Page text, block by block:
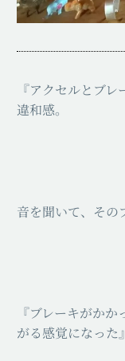
『アクセルとブ
違和感。
音を聞いて、その
『ブレーキがか
がる感覚になった』